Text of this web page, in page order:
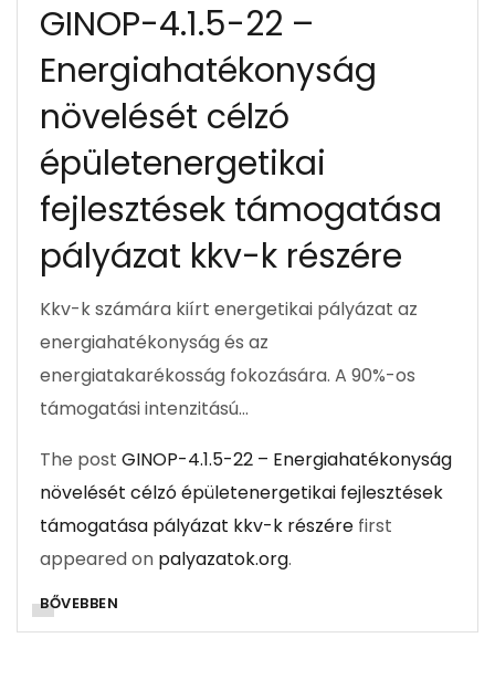
GINOP-4.1.5-22 –
Energiahatékonyság
növelését célzó
épületenergetikai
fejlesztések támogatása
pályázat kkv-k részére
Kkv-k számára kiírt energetikai pályázat az
energiahatékonyság és az
energiatakarékosság fokozására. A 90%-os
támogatási intenzitású…
The post GINOP-4.1.5-22 – Energiahatékonyság
növelését célzó épületenergetikai fejlesztések
támogatása pályázat kkv-k részére first
appeared on palyazatok.org.
BŐVEBBEN